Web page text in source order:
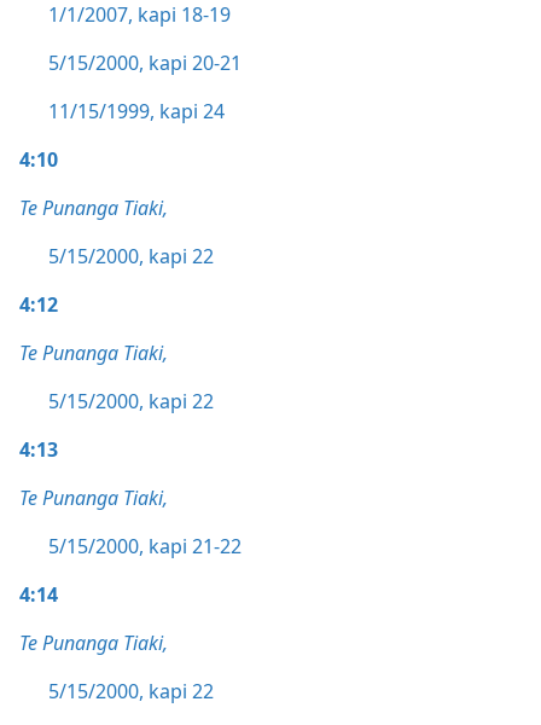
1/1/2007, kapi 18-19
5/15/2000, kapi 20-21
11/15/1999, kapi 24
4:10
Te Punanga Tiaki,
5/15/2000, kapi 22
4:12
Te Punanga Tiaki,
5/15/2000, kapi 22
4:13
Te Punanga Tiaki,
5/15/2000, kapi 21-22
4:14
Te Punanga Tiaki,
5/15/2000, kapi 22